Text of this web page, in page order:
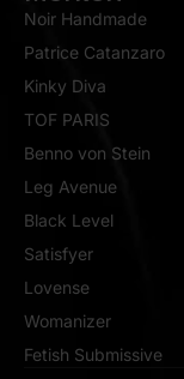
Noir Handmade
Patrice Catanzaro
Kinky Diva
TOF PARIS
Benno von Stein
Leg Avenue
Black Level
Satisfyer
Lovense
Womanizer
Fetish Submissive